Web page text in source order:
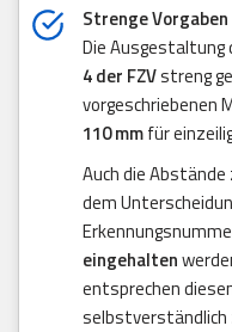
Strenge Vorgaben
Die Ausgestaltung
4 der FZVstreng
vorgeschriebenen
110 mmfür
Auch die
dem
eingehalten
entsprechen
selbstverständlich